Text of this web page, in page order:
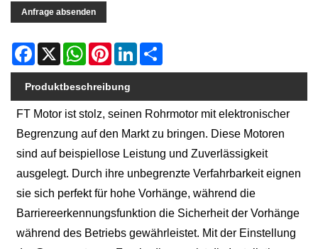
Anfrage absenden
Facebook
X WhatsAppPinterestLinkedIn
Produktbeschreibung
FT Motor ist stolz, seinen Rohrmotor mit elektronischer
Begrenzung auf den Markt zu bringen. Diese Motoren
sind auf beispiellose Leistung und Zuverlässigkeit
ausgelegt. Durch ihre unbegrenzte Verfahrbarkeit eignen
sie sich perfekt für hohe Vorhänge, während die
Barriereerkennungsfunktion die Sicherheit der Vorhänge
während des Betriebs gewährleistet. Mit der Einstellung